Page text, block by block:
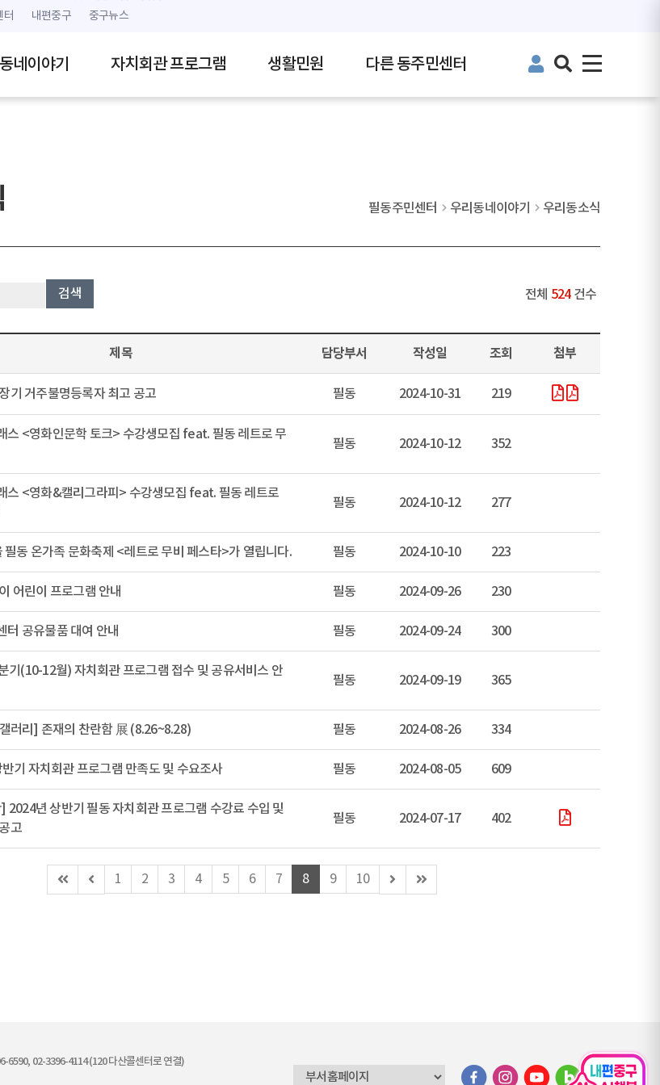
터 내편중구 중구뉴스
네이야기 자치회관 프로그램 생활민원 다른 동주민센터
필동주민센터 우리동네이야기 우리동소식
검색 전체 524건수
제목 담당부서 작성일 조회 첨부
기 거주불명등록자 최고 공고 필동 2024-10-31 219
스 <영화인문학 토크> 수강생모집 feat. 필동 레트로 무
필동 2024-10-12 352
스 <영화&캘리그라피> 수강생모집 feat. 필동 레트로
필동 2024-10-12 277
필동 온가족 문화축제 <레트로 무비 페스타>가 열립니다. 필동 2024-10-10 223
어린이 프로그램 안내 필동 2024-09-26 230
터 공유물품 대여 안내 필동 2024-09-24 300
기(10-12월) 자치회관 프로그램 접수 및 공유서비스 안
필동 2024-09-19 365
러리] 존재의 찬란함 展 (8.26~8.28) 필동 2024-08-26 334
기 자치회관 프로그램 만족도 및 수요조사 필동 2024-08-05 609
2024년 상반기 필동 자치회관 프로그램 수강료 수입 및
고
필동 2024-07-17 402
첫
페
이
전
1 2 3 4 5 6 7 8 9 10
다
음
마
지
6590, 02-3396-4114 (120 다산콜센터로 연결)